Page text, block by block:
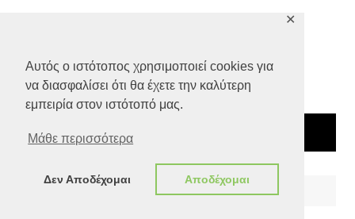
Αυτός ο ιστότοπος χρησιμοποιεί cookies για
να διασφαλίσει ότι θα έχετε την καλύτερη
εμπειρία στον ιστότοπό μας.
Μάθε περισσότερα
Δεν Αποδέχομαι Αποδέχομαι
✕
εμπιστοσύνης